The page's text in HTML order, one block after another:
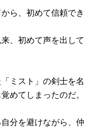
ら、初めて信頼でき
、初めて声を出して
ミスト」の剣士を名
めてしまったのだ。
分を避けながら、仲